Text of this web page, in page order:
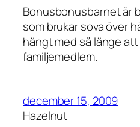
Bonusbonusbarnet är
som brukar sova över
hängt med så länge
familjemedlem.
december 15, 2009
Hazelnut